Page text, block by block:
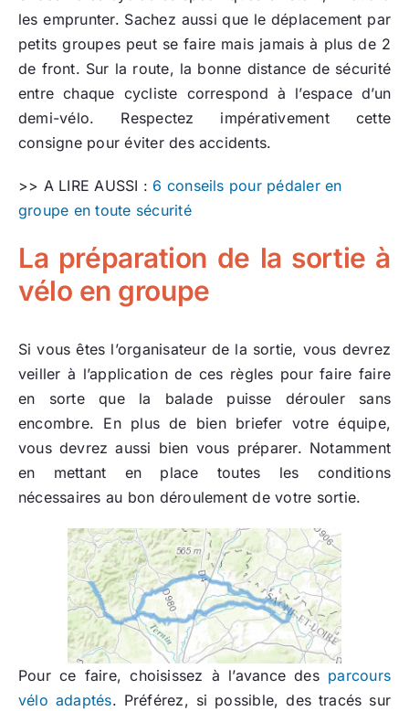
les emprunter. Sachez aussi que le déplacement par
petits groupes peut se faire mais jamais à plus de 2
de front. Sur la route, la bonne distance de sécurité
entre chaque cycliste correspond à l’espace d’un
demi-vélo. Respectez impérativement cette
consigne pour éviter des accidents.
>> A LIRE AUSSI : 6 conseils pour pédaler en
groupe en toute sécurité
La préparation de la sortie à
vélo en groupe
Si vous êtes l’organisateur de la sortie, vous devrez
veiller à l’application de ces règles pour faire faire
en sorte que la balade puisse dérouler sans
encombre. En plus de bien briefer votre équipe,
vous devrez aussi bien vous préparer. Notamment
en mettant en place toutes les conditions
nécessaires au bon déroulement de votre sortie.
Pour ce faire, choisissez à l’avance des parcours
vélo adaptés. Préférez, si possible, des tracés sur